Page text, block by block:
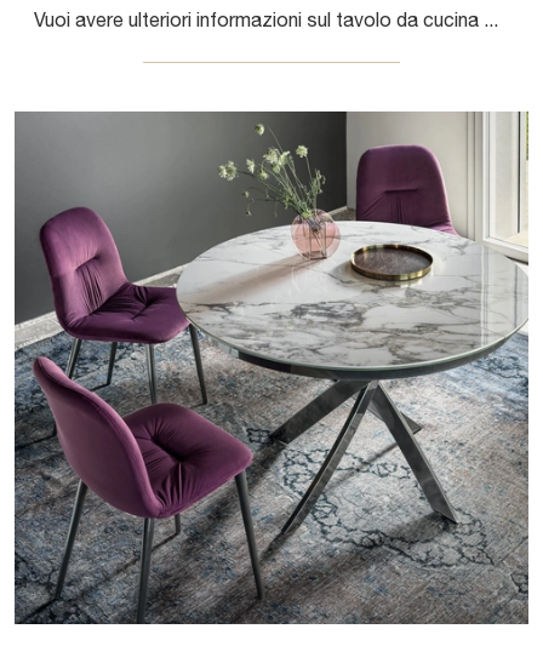
Vuoi avere ulteriori informazioni sul tavolo da cucina Chef di Bontempi? Clicca e scopri di più sui modelli allungabili del brand.